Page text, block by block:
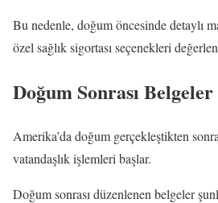
Bu nedenle, doğum öncesinde detaylı
özel sağlık sigortası seçenekleri
Doğum Sonrası
Amerika’da doğum gerçekleştikten
vatandaşlık işlemleri başlar.
Doğum sonrası düzenlenen belgeler